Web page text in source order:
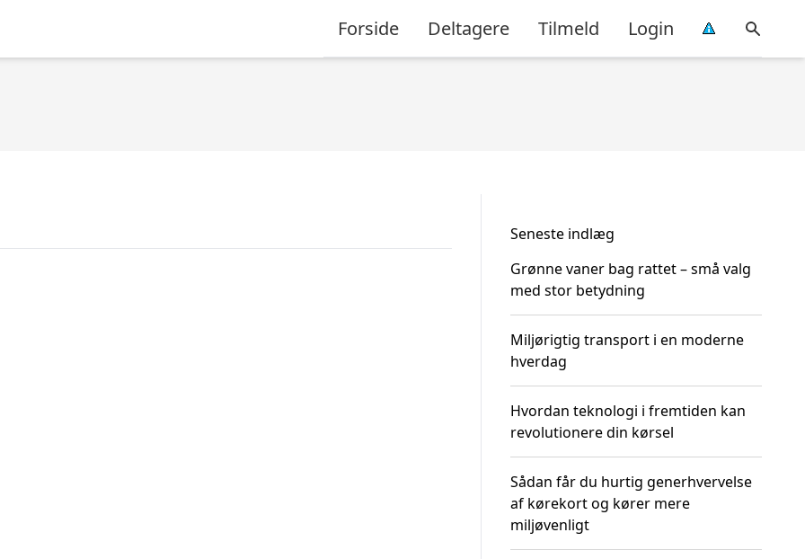
Forside Deltagere Tilmeld Login
Seneste indlæg
Grønne vaner bag rattet – små valg
med stor betydning
Miljørigtig transport i en moderne
hverdag
Hvordan teknologi i fremtiden kan
revolutionere din kørsel
Sådan får du hurtig generhvervelse
af kørekort og kører mere
miljøvenligt